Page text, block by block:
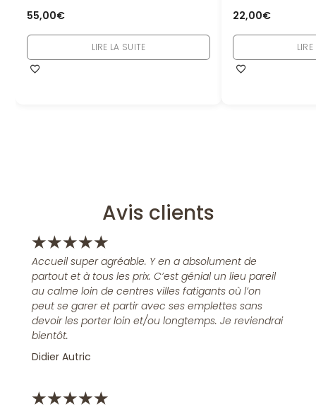
55,00€
LIRE LA SUITE
22,00€
Avis clients
★★★★★
Accueil super agréable. Y en a absolument de
partout et à tous les prix. C’est génial un lieu pareil
au calme loin de centres villes fatigants où l’on
peut se garer et partir avec ses emplettes sans
devoir les porter loin et/ou longtemps. Je reviendrai
bientôt.
Didier Autric
★★★★★